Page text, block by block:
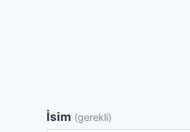
İsim (gerekli)